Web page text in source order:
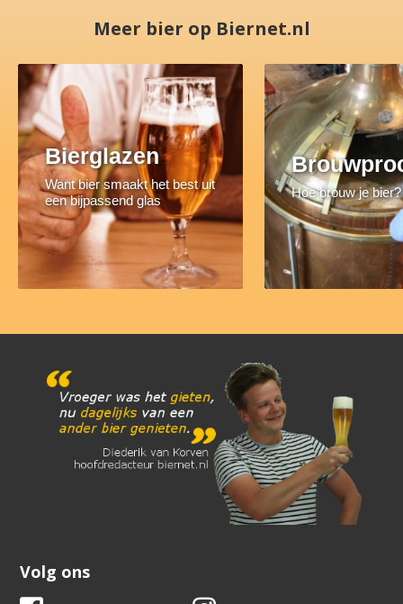
Meer bier op Biernet.nl
Bierglazen
Want bier smaakt het best uit
een bijpassend glas
Hoe brouw je bier?
Volg ons